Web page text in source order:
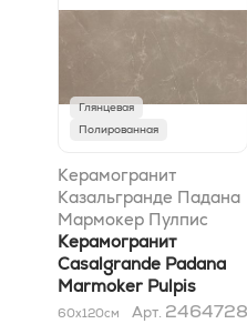
Глянцевая
Полированная
Керамогранит
Казальгранде Падана
Мармокер Пулпис
Тортора Лучидо
*36SC* 59x118
Керамогранит
Casalgrande Padana
Marmoker Pulpis
Tortora Lucido *36SC*
60x120см Арт. 2464728